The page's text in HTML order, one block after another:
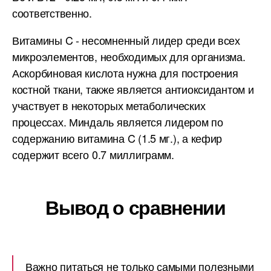
соответственно.
Витамины C - несомненный лидер среди всех
микроэлементов, необходимых для организма.
Аскорбиновая кислота нужна для построения
костной ткани, также является антиоксидантом и
участвует в некоторых метаболических
процессах. Миндаль является лидером по
содержанию витамина C (1.5 мг.), а кефир
содержит всего 0.7 миллиграмм.
Вывод о сравнении
Важно питаться не только самыми полезными